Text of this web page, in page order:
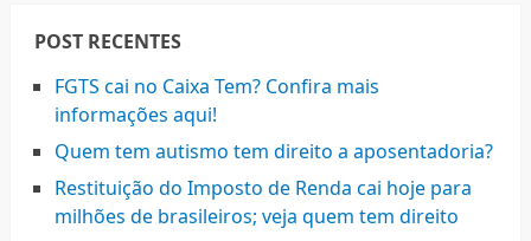
POST RECENTES
FGTS cai no Caixa Tem? Confira mais
informações aqui!
Quem tem autismo tem direito a aposentadoria?
Restituição do Imposto de Renda cai hoje para
milhões de brasileiros; veja quem tem direito